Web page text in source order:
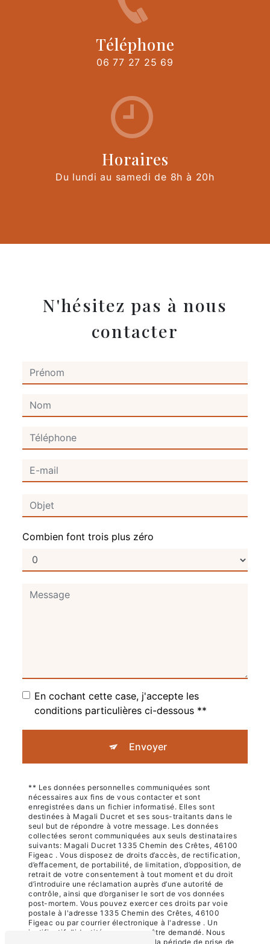
Téléphone
06 77 27 25 69
Horaires
Du lundi au samedi de 8h à 20h
N'hésitez pas à nous
contacter
Combien font trois plus zéro
En cochant cette case, j'accepte les
conditions particulières ci-dessous **
Envoyer
** Les données personnelles communiquées sont
nécessaires aux fins de vous contacter et sont
enregistrées dans un fichier informatisé. Elles sont
destinées à Magali Ducret et ses sous-traitants dans le
seul but de répondre à votre message. Les données
collectées seront communiquées aux seuls destinataires
suivants: Magali Ducret 1335 Chemin des Crêtes, 46100
Figeac . Vous disposez de droits d’accès, de rectification,
d’effacement, de portabilité, de limitation, d’opposition, de
retrait de votre consentement à tout moment et du droit
d’introduire une réclamation auprès d’une autorité de
contrôle, ainsi que d’organiser le sort de vos données
post-mortem. Vous pouvez exercer ces droits par voie
postale à l'adresse 1335 Chemin des Crêtes, 46100
Figeac ou par courrier électronique à l'adresse . Un
justificatif d'identité pourra vous être demandé. Nous
conservons vos données pendant la période de prise de